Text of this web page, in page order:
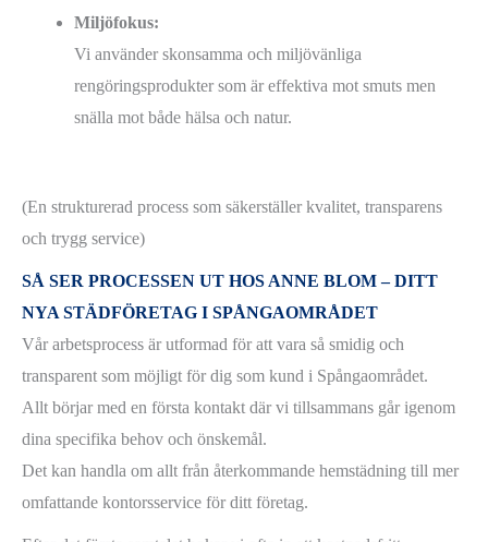
Miljöfokus:
Vi använder skonsamma och miljövänliga
rengöringsprodukter som är effektiva mot smuts men
snälla mot både hälsa och natur.
(En strukturerad process som säkerställer kvalitet, transparens
och trygg service)
SÅ SER PROCESSEN UT HOS ANNE BLOM – DITT
NYA STÄDFÖRETAG I SPÅNGAOMRÅDET
Vår arbetsprocess är utformad för att vara så smidig och
transparent som möjligt för dig som kund i Spångaområdet.
Allt börjar med en första kontakt där vi tillsammans går igenom
dina specifika behov och önskemål.
Det kan handla om allt från återkommande hemstädning till mer
omfattande kontorsservice för ditt företag.